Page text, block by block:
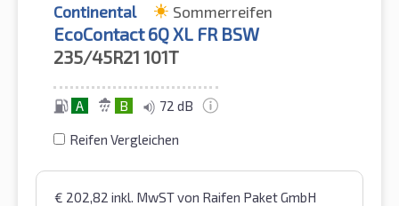
Continental Sommerreifen
EcoContact 6Q XL FR BSW
235/45R21 101T
A B 72 dB
Reifen Vergleichen
€ 202,82 inkl. MwSTvon Raifen Paket GmbH